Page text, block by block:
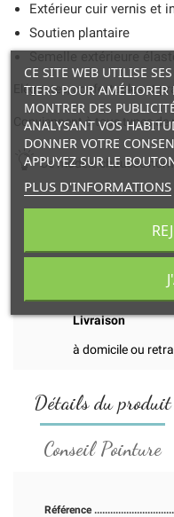
Extérieur cuir vernis et
Soutien plantaire
Elégantes, confortables et
Conviennent à tous types de
Ce modèle chausse
et paiement en
Livraison
à domicile ou
Détails du produit
Conseil Pointure
Référence
CE SITE WEB UTILISE
TIERS POUR AMÉLIORER
MONTRER DES
ANALYSANT VOS
DONNER VOTRE
APPUYEZ SUR LE
PLUS D'INFORMATIONS